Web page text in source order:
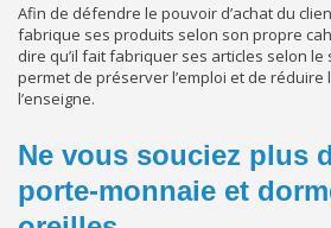
Afin de défendre le pouvoir d’achat du
fabrique ses produits selon son propre
dire qu’il fait fabriquer ses articles selon le
permet de préserver l’emploi et de réduire
l’enseigne.
Ne vous souciez plus
porte-monnaie et